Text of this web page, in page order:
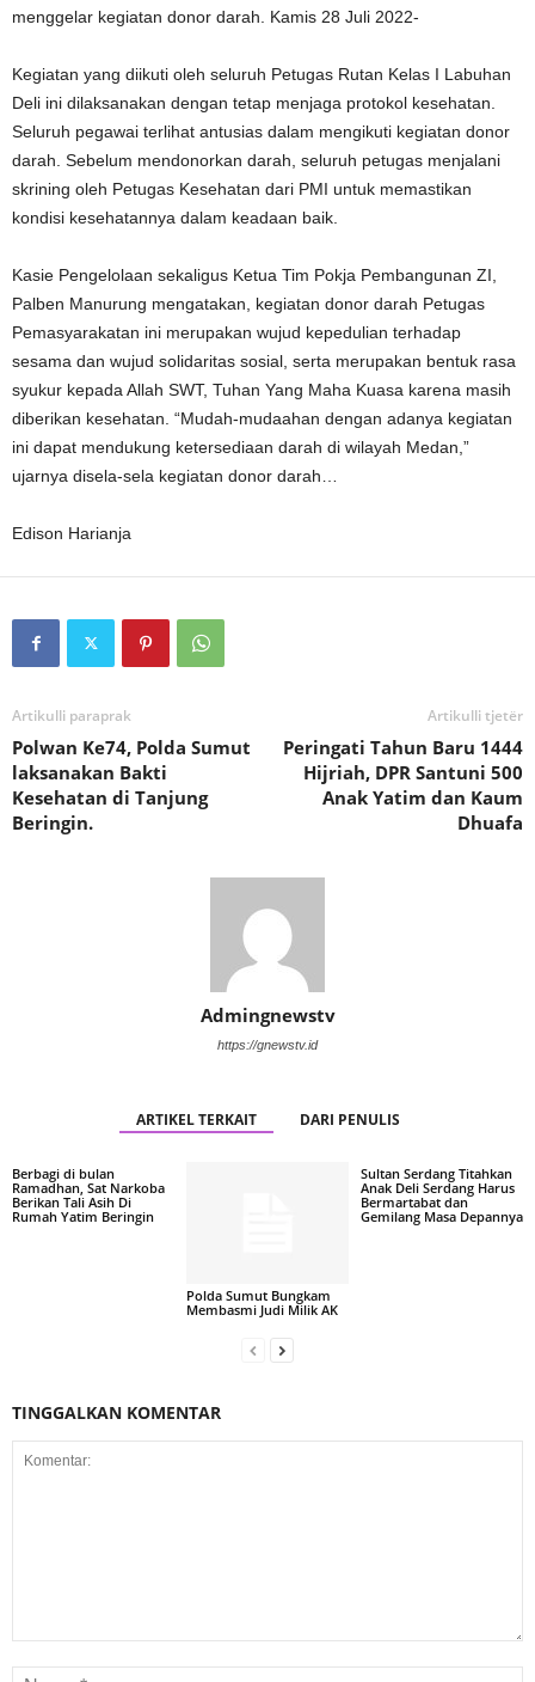
menggelar kegiatan donor darah. Kamis 28 Juli 2022-
Kegiatan yang diikuti oleh seluruh Petugas Rutan Kelas I Labuhan
Deli ini dilaksanakan dengan tetap menjaga protokol kesehatan.
Seluruh pegawai terlihat antusias dalam mengikuti kegiatan donor
darah. Sebelum mendonorkan darah, seluruh petugas menjalani
skrining oleh Petugas Kesehatan dari PMI untuk memastikan
kondisi kesehatannya dalam keadaan baik.
Kasie Pengelolaan sekaligus Ketua Tim Pokja Pembangunan ZI,
Palben Manurung mengatakan, kegiatan donor darah Petugas
Pemasyarakatan ini merupakan wujud kepedulian terhadap
sesama dan wujud solidaritas sosial, serta merupakan bentuk rasa
syukur kepada Allah SWT, Tuhan Yang Maha Kuasa karena masih
diberikan kesehatan. “Mudah-mudaahan dengan adanya kegiatan
ini dapat mendukung ketersediaan darah di wilayah Medan,”
ujarnya disela-sela kegiatan donor darah…
Edison Harianja
Artikulli paraprak
Polwan Ke74, Polda Sumut
laksanakan Bakti
Kesehatan di Tanjung
Beringin.
Artikulli tjetër
Peringati Tahun Baru 1444
Hijriah, DPR Santuni 500
Anak Yatim dan Kaum
Dhuafa
Admingnewstv
https://gnewstv.id
ARTIKEL TERKAIT DARI PENULIS
Berbagi di bulan
Ramadhan, Sat Narkoba
Berikan Tali Asih Di
Rumah Yatim Beringin
Polda Sumut Bungkam
Membasmi Judi Milik AK
Sultan Serdang Titahkan
Anak Deli Serdang Harus
Bermartabat dan
Gemilang Masa Depannya
TINGGALKAN KOMENTAR